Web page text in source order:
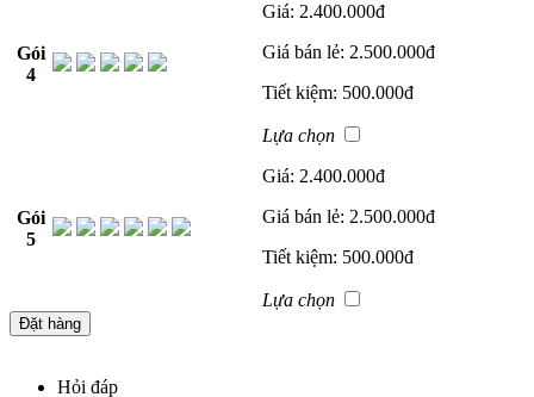
Gói
4
Giá: 2.400.000đ
Giá bán lẻ: 2.500.000đ
Tiết kiệm: 500.000đ
Lựa chọn
Gói
5
Giá: 2.400.000đ
Giá bán lẻ: 2.500.000đ
Tiết kiệm: 500.000đ
Lựa chọn
Hỏi đáp